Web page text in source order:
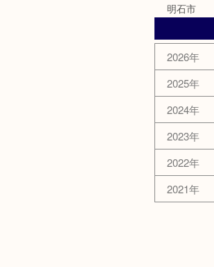
明石市
2026年
2025年
2024年
2023年
2022年
2021年